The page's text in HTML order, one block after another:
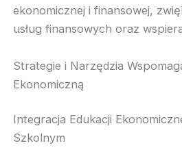
ekonomicznej i finansowej,
usług finansowych oraz
Strategie i Narzędzia
Ekonomiczną
Integracja Edukacji
Szkolnym